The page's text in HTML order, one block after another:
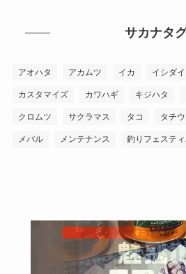
サカナタ
アオハタ アカムツ イカ イシダイ
カスタマイズ カワハギ キジハタ
クロムツ サクラマス タコ タチ
メバル メンテナンス 釣りフェステ